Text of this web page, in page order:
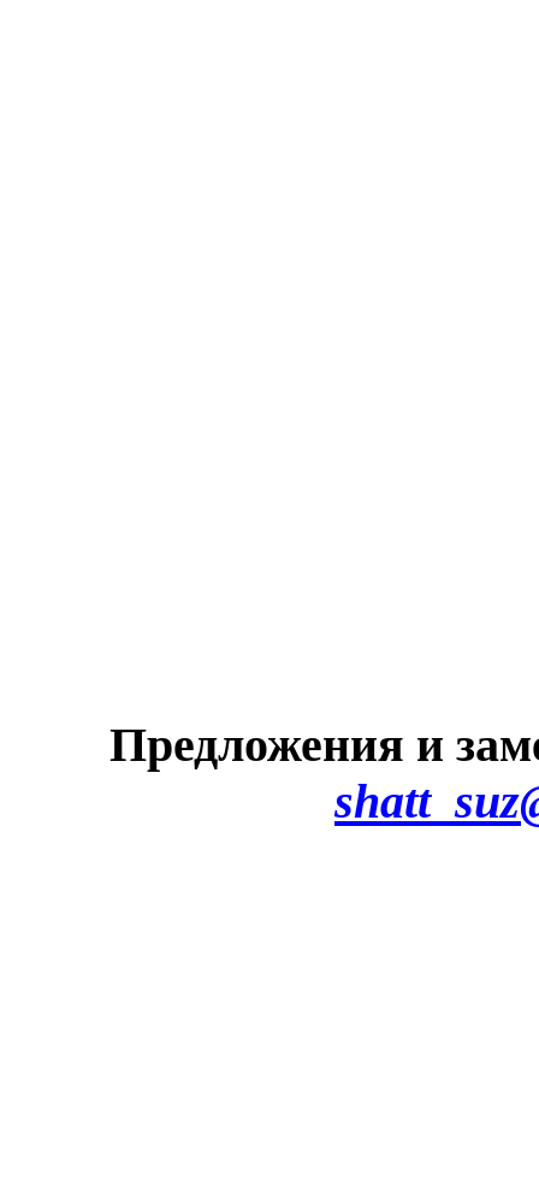
Предложения и